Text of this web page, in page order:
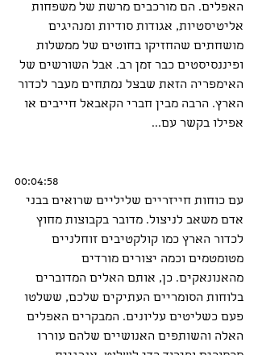
האפלים. הם מורכבים מרשת של משפחות
אליטיסטיות, אגודות סודיות ומנהיגים
מושחתים שהחזיקו בחוטים של ממשלות
ופיננסיסטים כבר זמן רב. אבל השורשים של
האימפריה הזאת שבצל נמתחים מעבר לכדור
הארץ. הרבה מבין חברי הקאבאל חייבים או
אפילו בקשר עם...
00:04:58
עם כוחות חייזריים שליליים שרואים בבני
אדם משאב לניצול. מדובר בקבוצות מחוץ
לכדור הארץ כמו קולקטיבים זוחלניים
מטומטמים וכמה יצורים מורדים
מהאנונאקים. כן, אותם האלים המדוברים
בלוחות הסומריים העתיקים שלכם, ששלטו
פעם כשליטים עליונים. המבקרים האפלים
האלה והשותפים האנושיים שלהם עוררו